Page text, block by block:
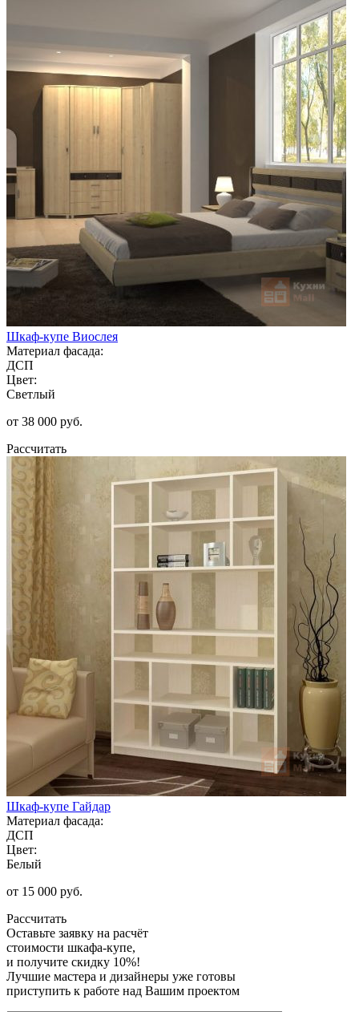
Шкаф-купе Виослея
Материал фасада:
ДСП
Цвет:
Светлый
от 38 000 руб.
Рассчитать
Шкаф-купе Гайдар
Материал фасада:
ДСП
Цвет:
Белый
от 15 000 руб.
Рассчитать
Оставьте заявку на расчёт
стоимости шкафа-купе,
и получите скидку 10%!
Лучшие мастера и дизайнеры уже готовы
приступить к работе над Вашим проектом